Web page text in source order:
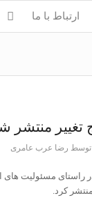
ارتباط با ما
تغییر منتشر
توسط رضا عرب عامری